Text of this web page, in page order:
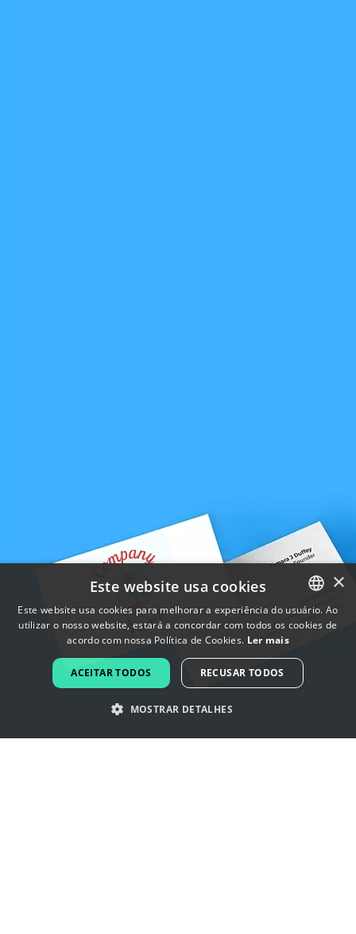
ENGLISH
FRENCH
DUTCH
×
Este website usa cookies
Este website usa cookies para melhorar a experiência do usuário. Ao
utilizar o nosso website, estará a concordar com todos os cookies de
acordo com nossa Política de Cookies. Ler mais
ACEITAR TODOS RECUSAR TODOS
MOSTRAR DETALHES